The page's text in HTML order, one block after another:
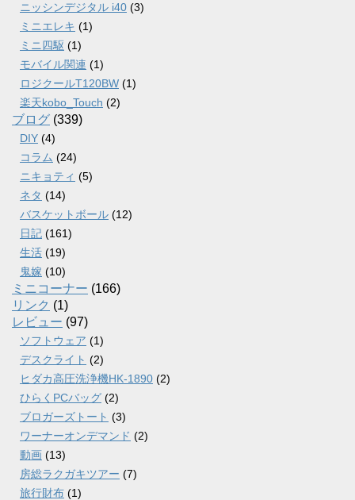
ニッシンデジタル i40 (3)
ミニエレキ (1)
ミニ四駆 (1)
モバイル関連 (1)
ロジクールT120BW (1)
楽天kobo_Touch (2)
ブログ (339)
DIY (4)
コラム (24)
ニキョティ (5)
ネタ (14)
バスケットボール (12)
日記 (161)
生活 (19)
鬼嫁 (10)
ミニコーナー (166)
リンク (1)
レビュー (97)
ソフトウェア (1)
デスクライト (2)
ヒダカ高圧洗浄機HK-1890 (2)
ひらくPCバッグ (2)
ブロガーズトート (3)
ワーナーオンデマンド (2)
動画 (13)
房総ラクガキツアー (7)
旅行財布 (1)